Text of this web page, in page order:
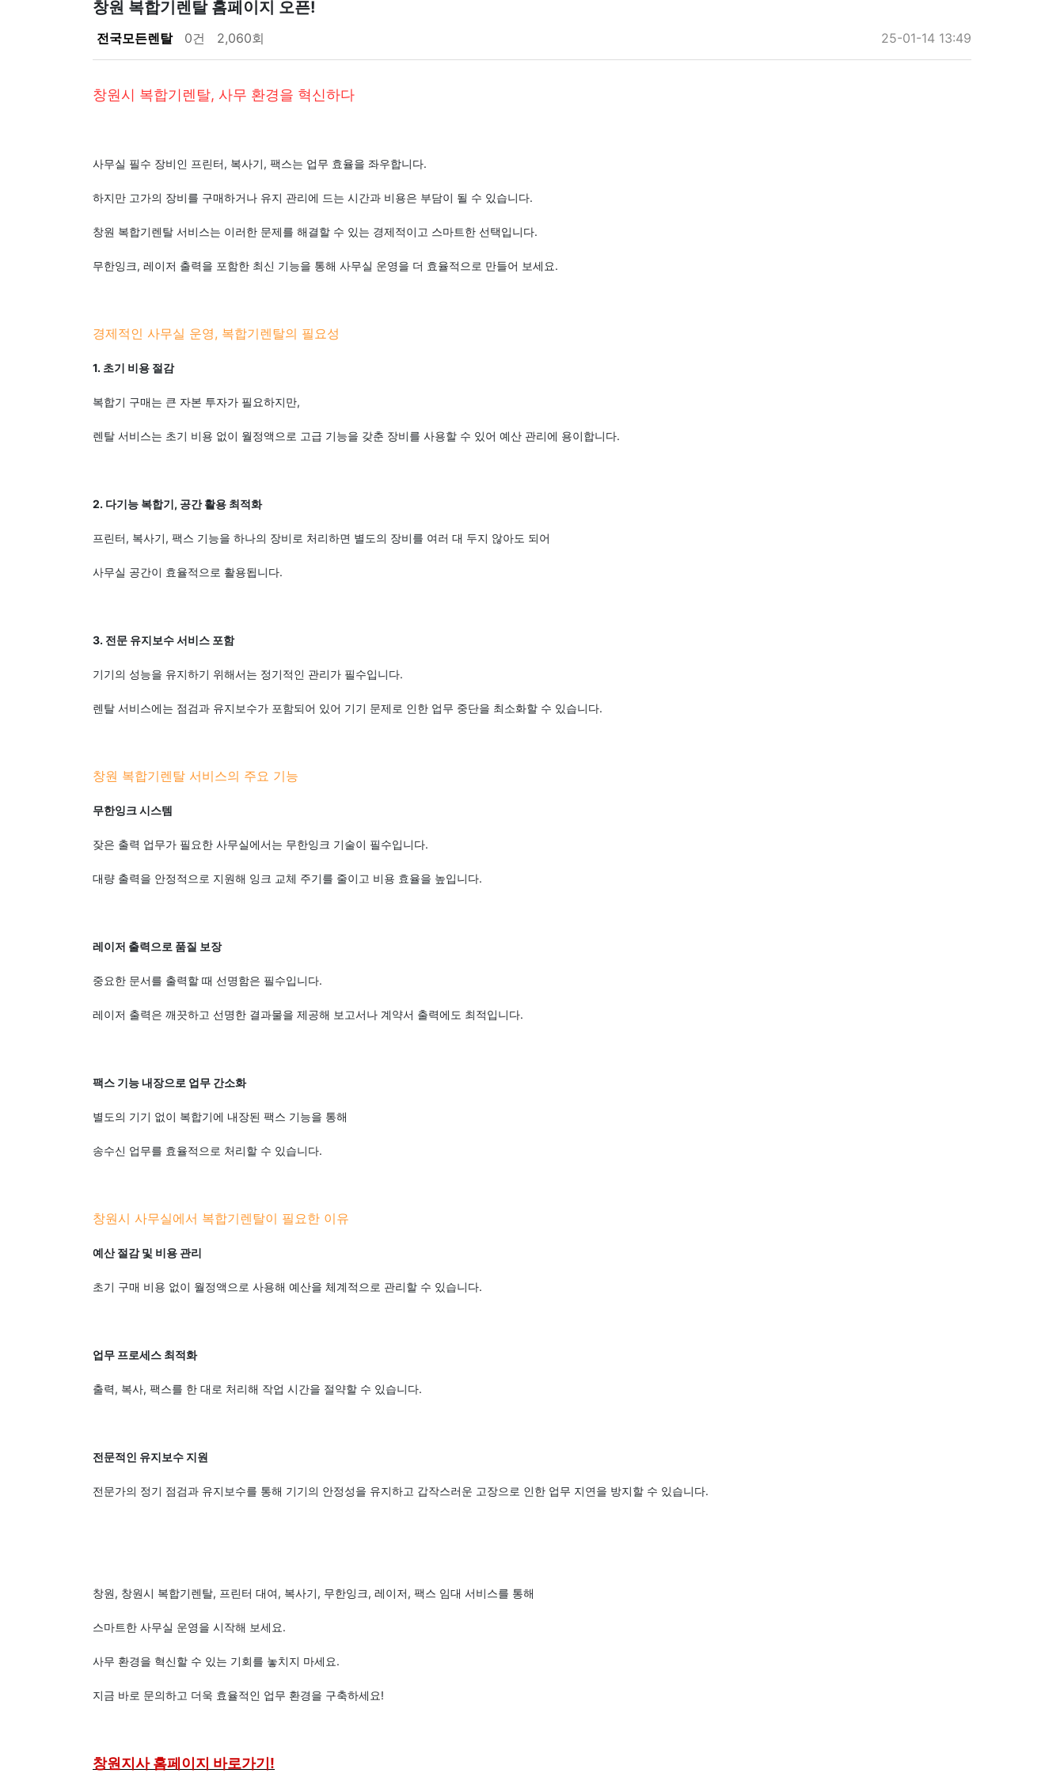
창원 복합기렌탈 홈페이지 오픈!
전국모든렌탈 0건 2,060회 25-01-14 13:49
창원시 복합기렌탈, 사무 환경을 혁신하다
사무실 필수 장비인 프린터, 복사기, 팩스는 업무 효율을 좌우합니다.
하지만 고가의 장비를 구매하거나 유지 관리에 드는 시간과 비용은 부담이 될 수 있습니다.
창원 복합기렌탈 서비스는 이러한 문제를 해결할 수 있는 경제적이고 스마트한 선택입니다.
무한잉크, 레이저 출력을 포함한 최신 기능을 통해 사무실 운영을 더 효율적으로 만들어 보세요.
경제적인 사무실 운영, 복합기렌탈의 필요성
1. 초기 비용 절감
복합기 구매는 큰 자본 투자가 필요하지만,
렌탈 서비스는 초기 비용 없이 월정액으로 고급 기능을 갖춘 장비를 사용할 수 있어 예산 관리에 용이합니다.
2. 다기능 복합기, 공간 활용 최적화
프린터, 복사기, 팩스 기능을 하나의 장비로 처리하면 별도의 장비를 여러 대 두지 않아도 되어
사무실 공간이 효율적으로 활용됩니다.
3. 전문 유지보수 서비스 포함
기기의 성능을 유지하기 위해서는 정기적인 관리가 필수입니다.
렌탈 서비스에는 점검과 유지보수가 포함되어 있어 기기 문제로 인한 업무 중단을 최소화할 수 있습니다.
창원 복합기렌탈 서비스의 주요 기능
무한잉크 시스템
잦은 출력 업무가 필요한 사무실에서는 무한잉크 기술이 필수입니다.
대량 출력을 안정적으로 지원해 잉크 교체 주기를 줄이고 비용 효율을 높입니다.
레이저 출력으로 품질 보장
중요한 문서를 출력할 때 선명함은 필수입니다.
레이저 출력은 깨끗하고 선명한 결과물을 제공해 보고서나 계약서 출력에도 최적입니다.
팩스 기능 내장으로 업무 간소화
별도의 기기 없이 복합기에 내장된 팩스 기능을 통해
송수신 업무를 효율적으로 처리할 수 있습니다.
창원시 사무실에서 복합기렌탈이 필요한 이유
예산 절감 및 비용 관리
초기 구매 비용 없이 월정액으로 사용해 예산을 체계적으로 관리할 수 있습니다.
업무 프로세스 최적화
출력, 복사, 팩스를 한 대로 처리해 작업 시간을 절약할 수 있습니다.
전문적인 유지보수 지원
전문가의 정기 점검과 유지보수를 통해 기기의 안정성을 유지하고 갑작스러운 고장으로 인한 업무 지연을 방지할 수 있습니다.
창원, 창원시 복합기렌탈, 프린터 대여, 복사기, 무한잉크, 레이저, 팩스 임대 서비스를 통해
스마트한 사무실 운영을 시작해 보세요.
사무 환경을 혁신할 수 있는 기회를 놓치지 마세요.
지금 바로 문의하고 더욱 효율적인 업무 환경을 구축하세요!
창원지사 홈페이지 바로가기!